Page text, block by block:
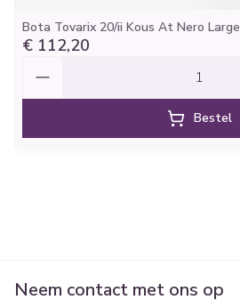
Bota Tovarix 20/ii Kous At Nero Large
€ 112,20
Bestel
Neem contact met ons op